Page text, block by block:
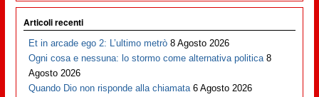
Articoli recenti
Et in arcade ego 2: L’ultimo metrò 8 Agosto 2026
Ogni cosa e nessuna: lo stormo come alternativa politica 8
Agosto 2026
Quando Dio non risponde alla chiamata 6 Agosto 2026